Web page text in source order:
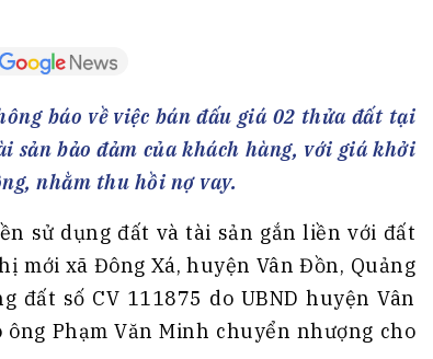
dùng
báo về việc bán đấu giá 02 thửa đất tại
sản bảo đảm của khách hàng, với giá khởi
nhằm thu hồi nợ vay.
sử dụng đất và tài sản gắn liền với đất
mới xã Đông Xá, huyện Vân Đồn, Quảng
đất số CV 111875 do UBND huyện Vân
Phạm Văn Minh chuyển nhượng cho